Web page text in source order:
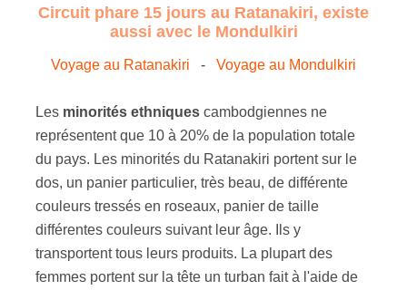
Circuit phare 15 jours au Ratanakiri, existe
aussi avec le Mondulkiri
Voyage au Ratanakiri - Voyage au Mondulkiri
Les minorités ethniques cambodgiennes ne
représentent que 10 à 20% de la population totale
du pays. Les minorités du Ratanakiri portent sur le
dos, un panier particulier, très beau, de différente
couleurs tressés en roseaux, panier de taille
différentes couleurs suivant leur âge. Ils y
transportent tous leurs produits. La plupart des
femmes portent sur la tête un turban fait à l'aide de